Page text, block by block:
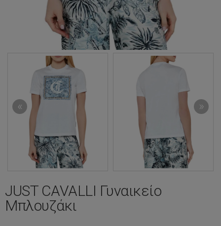
JUST CAVALLI Γυναικείο
Μπλουζάκι